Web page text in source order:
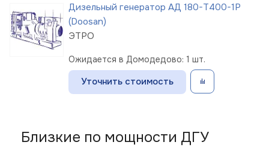
Дизельный генератор АД 180-Т400-1Р
(Doosan)
ЭТРО
Ожидается в Домодедово: 1 шт.
Уточнить стоимость
Близкие по мощности ДГУ